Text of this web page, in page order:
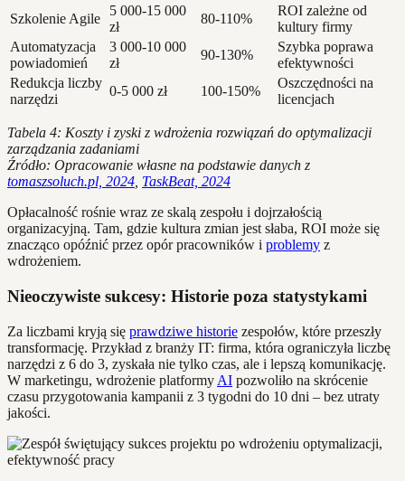
Szkolenie Agile
5 000-15 000
zł
80-110%
ROI zależne od
kultury firmy
Automatyzacja
powiadomień
3 000-10 000
zł
90-130%
Szybka poprawa
efektywności
Redukcja liczby
narzędzi
0-5 000 zł 100-150%
Oszczędności na
licencjach
Tabela 4: Koszty i zyski z wdrożenia rozwiązań do optymalizacji
zarządzania zadaniami
Źródło: Opracowanie własne na podstawie danych z
tomaszsoluch.pl, 2024, TaskBeat, 2024
Opłacalność rośnie wraz ze skalą zespołu i dojrzałością
organizacyjną. Tam, gdzie kultura zmian jest słaba, ROI może się
znacząco opóźnić przez opór pracowników i problemy z
wdrożeniem.
Nieoczywiste sukcesy: Historie poza statystykami
Za liczbami kryją się prawdziwe historie zespołów, które przeszły
transformację. Przykład z branży IT: firma, która ograniczyła liczbę
narzędzi z 6 do 3, zyskała nie tylko czas, ale i lepszą komunikację.
W marketingu, wdrożenie platformy AI pozwoliło na skrócenie
czasu przygotowania kampanii z 3 tygodni do 10 dni – bez utraty
jakości.